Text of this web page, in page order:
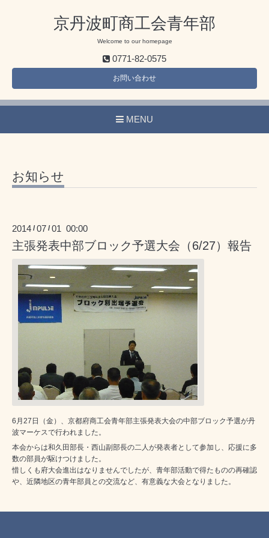
京丹波町商工会青年部
Welcome to our homepage
0771-82-0575
お問い合わせ
MENU
お知らせ
2014 /07 /01 00:00
主張発表中部ブロック予選大会（6/27）報告
6月27日（金）、京都府商工会青年部主張発表大会の中部ブロック予選が丹
波マーケスで行われました。
本会からは和久田部長・西山副部長の二人が発表者として参加し、応援に多
数の部員が駆けつけました。
惜しくも府大会進出はなりませんでしたが、青年部活動で得たものの再確認
や、近隣地区の青年部員との交流など、有意義な大会となりました。